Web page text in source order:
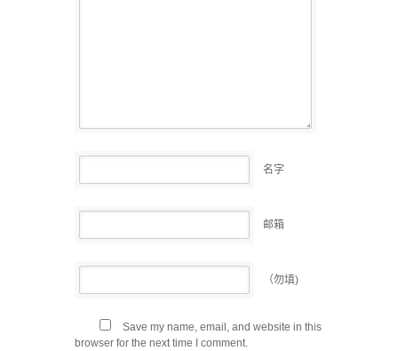
名字
邮箱
（勿填)
Save my name, email, and website in this
browser for the next time I comment.